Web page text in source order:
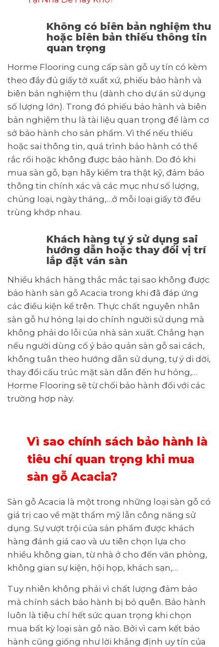
Không có biên bản nghiệm thu
hoặc biên bản thiếu thông tin
quan trọng
Horme Flooring cung cấp sàn gỗ uy tín có kèm
theo đầy đủ giấy tờ xuất xứ, phiếu bảo hành và
biên bản nghiệm thu (dành cho dự án sử dụng
số lượng lớn). Trong đó phiếu bảo hành và biên
bản nghiệm thu là tài liệu quan trọng để làm cơ
sở bảo hành cho sản phẩm. Vì thế nếu thiếu
hoặc sai thông tin, quá trình bảo hành có thể
rắc rối hoặc không được bảo hành. Do đó khi
mua sàn gỗ, bạn hãy kiểm tra thật kỹ, đảm bảo
thông tin chính xác và các mục như số lượng,
chủng loại, ngày tháng,…ở mỗi loại giấy tờ đều
trùng khớp nhau.
Khách hàng tự ý sử dụng sai
hướng dẫn hoặc thay đổi vị trí
lắp đặt ván sàn
Nhiều khách hàng thắc mắc tại sao không được
bảo hành sàn gỗ Acacia trong khi đã đáp ứng
các điều kiện kể trên. Thực chất nguyên nhân
sàn gỗ hư hỏng lại do chính người sử dụng mà
không phải do lỗi của nhà sản xuất. Chẳng hạn
nếu người dùng cố ý bảo quản sàn gỗ sai cách,
không tuân theo hướng dẫn sử dụng, tự ý di dời,
thay đổi cấu trúc mặt sàn dẫn đến hư hỏng,…
Horme Flooring sẽ từ chối bảo hành đối với các
trường hợp này.
Vì sao chính sách bảo hành là
tiêu chí quan trọng khi mua
sàn gỗ Acacia?
Sàn gỗ Acacia là một trong những loại sàn gỗ có
giá trị cao về mặt thẩm mỹ lẫn công năng sử
dụng. Sự vượt trội của sản phẩm được khách
hàng đánh giá cao và ưu tiên chọn lựa cho
nhiều không gian, từ nhà ở cho đến văn phòng,
không gian sự kiện, hội họp, khách sạn,…
Tuy nhiên không phải vì chất lượng đảm bảo
mà chính sách bảo hành bị bỏ quên. Bảo hành
luôn là tiêu chí hết sức quan trọng khi chọn
mua bất kỳ loại sàn gỗ nào. Bởi vì cam kết bảo
hành cũng giống như lời khẳng định uy tín của